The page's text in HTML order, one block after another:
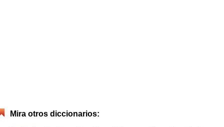
Mira otros diccionarios: